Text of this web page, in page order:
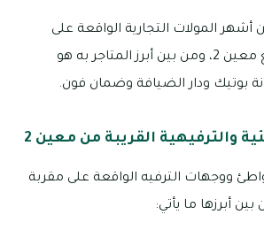
أشهر المولات التجارية الواقعة على
مقربة من مجمع معين 2، ومن بين أبرز المتاجر به هو
بوتيك ودار الضيافة وضمان فون.
والترفيهية القريبة من معين 2
ووجهات الترفيه الواقعة على مقربة